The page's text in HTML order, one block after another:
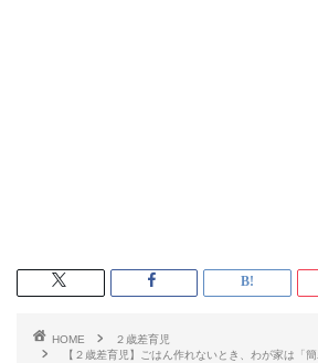
HOME
２歳差育児
【２歳差育児】ごはん作れないとき、わが家は「